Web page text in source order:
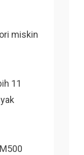
miskin
11